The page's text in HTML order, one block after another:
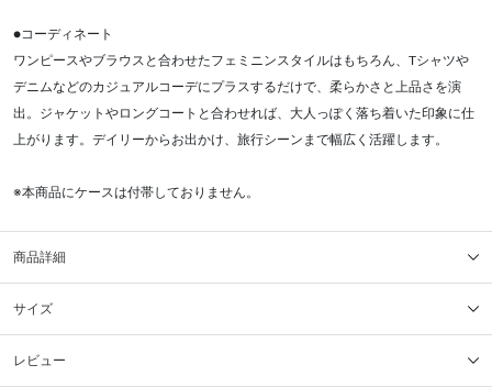
●コーディネート
ワンピースやブラウスと合わせたフェミニンスタイルはもちろん、Tシャツや
デニムなどのカジュアルコーデにプラスするだけで、柔らかさと上品さを演
出。ジャケットやロングコートと合わせれば、大人っぽく落ち着いた印象に仕
上がります。デイリーからお出かけ、旅行シーンまで幅広く活躍します。
※本商品にケースは付帯しておりません。
商品詳細
サイズ
レビュー